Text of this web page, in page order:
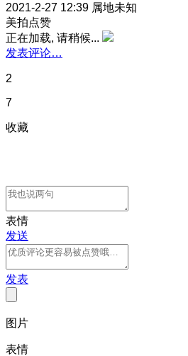
2021-2-27 12:39 属地未知
美拍点赞
正在加载, 请稍候...
发表评论…
2
7
收藏
表情
发送
发表
图片
表情